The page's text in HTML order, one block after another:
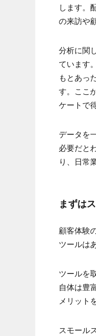
します。
の来訪や
分析に関
ています
もとあっ
す。ここ
ケートで
データを
必要だと
り、日常
まずは
顧客体験
ツールは
ツールを
自体は豊
メリット
スモール